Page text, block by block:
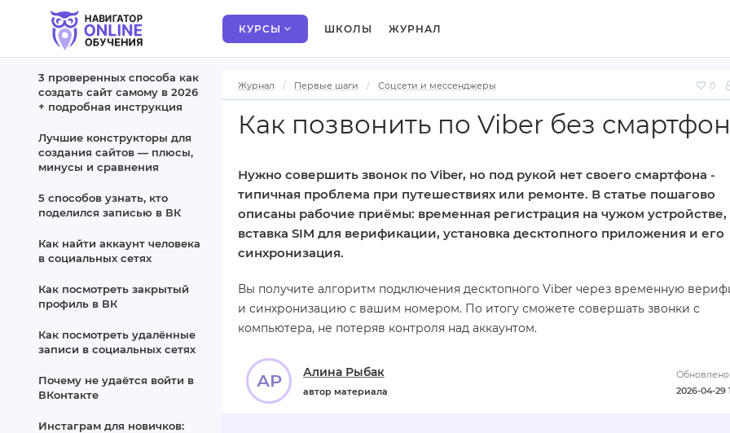
КУРСЫ ШКОЛЫ ЖУРНАЛ
Журнал Первые шаги Соцсети и мессенджеры 0
Как позвонить по Viber без
Нужно совершить звонок по Viber, но под рукой нет своего смартфона -
типичная проблема при путешествиях или ремонте. В статье пошагово
описаны рабочие приёмы: временная регистрация на чужом устройстве,
вставка SIM для верификации, установка десктопного приложения и его
синхронизация.
Вы получите алгоритм подключения десктопного Viber через временную
и синхронизацию с вашим номером. По итогу сможете совершать звонки с
компьютера, не потеряв контроля над аккаунтом.
Обновлено:
2026-04-29
АР Алина Рыбак
автор материала
3 проверенных способа как
создать сайт самому в 2026
+ подробная инструкция
Лучшие конструкторы для
создания сайтов — плюсы,
минусы и сравнения
5 способов узнать, кто
поделился записью в ВК
Как найти аккаунт человека
в социальных сетях
Как посмотреть закрытый
профиль в ВК
Как посмотреть удалённые
записи в социальных сетях
Почему не удаётся войти в
ВКонтакте
Инстаграм для новичков: